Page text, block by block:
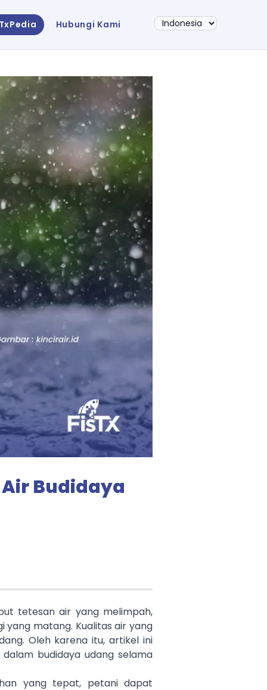
Hubungi Kami
Budidaya
tetesan air yang melimpah,
matang. Kualitas air yang
Oleh karena itu, artikel ini
budidaya udang selama
yang tepat, petani dapat